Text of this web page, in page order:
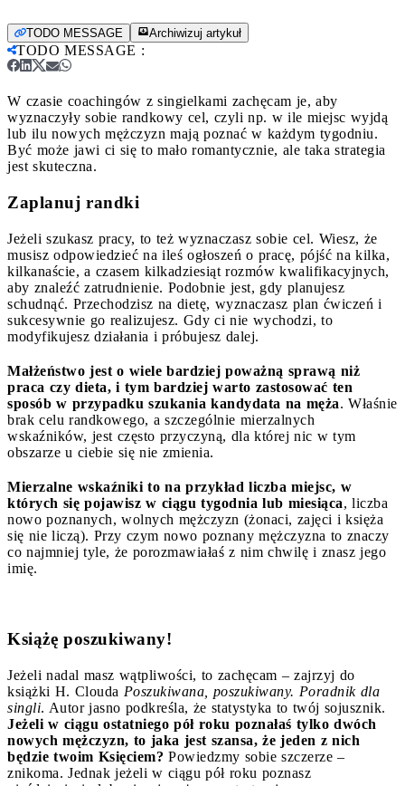
TODO MESSAGE Archiwizuj artykuł
TODO MESSAGE :
W czasie coachingów z singielkami zachęcam je, aby
wyznaczyły sobie randkowy cel, czyli np. w ile miejsc wyjdą
lub ilu nowych mężczyzn mają poznać w każdym tygodniu.
Być może jawi ci się to mało romantycznie, ale taka strategia
jest skuteczna.
Zaplanuj randki
Jeżeli szukasz pracy, to też wyznaczasz sobie cel. Wiesz, że
musisz odpowiedzieć na ileś ogłoszeń o pracę, pójść na kilka,
kilkanaście, a czasem kilkadziesiąt rozmów kwalifikacyjnych,
aby znaleźć zatrudnienie. Podobnie jest, gdy planujesz
schudnąć. Przechodzisz na dietę, wyznaczasz plan ćwiczeń i
sukcesywnie go realizujesz. Gdy ci nie wychodzi, to
modyfikujesz działania i próbujesz dalej.
Małżeństwo jest o wiele bardziej poważną sprawą niż
praca czy dieta, i tym bardziej warto zastosować ten
sposób w przypadku szukania kandydata na męża. Właśnie
brak celu randkowego, a szczególnie mierzalnych
wskaźników, jest często przyczyną, dla której nic w tym
obszarze u ciebie się nie zmienia.
Mierzalne wskaźniki to na przykład liczba miejsc, w
których się pojawisz w ciągu tygodnia lub miesiąca, liczba
nowo poznanych, wolnych mężczyzn (żonaci, zajęci i księża
się nie liczą). Przy czym nowo poznany mężczyzna to znaczy
co najmniej tyle, że porozmawiałaś z nim chwilę i znasz jego
imię.
Książę poszukiwany!
Jeżeli nadal masz wątpliwości, to zachęcam – zajrzyj do
książki H. Clouda Poszukiwana, poszukiwany. Poradnik dla
singli. Autor jasno podkreśla, że statystyka to twój sojusznik.
Jeżeli w ciągu ostatniego pół roku poznałaś tylko dwóch
nowych mężczyzn, to jaka jest szansa, że jeden z nich
będzie twoim Księciem? Powiedzmy sobie szczerze –
znikoma. Jednak jeżeli w ciągu pół roku poznasz